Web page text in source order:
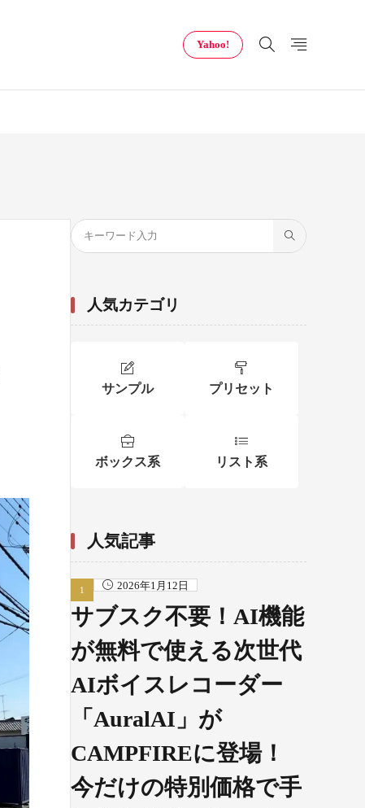
Yahoo!
人気カテゴリ
サンプル プリセット
ボックス系 リスト系
人気記事
2026年1月12日
サブスク不要！AI機能
が無料で使える次世代
AIボイスレコーダー
「AuralAI」が
CAMPFIREに登場！
今だけの特別価格で手